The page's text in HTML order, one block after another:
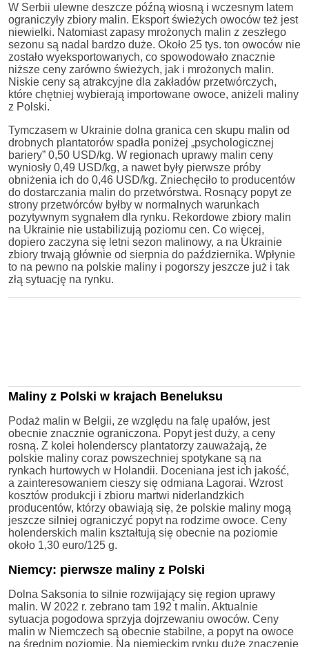
W Serbii ulewne deszcze późną wiosną i wczesnym latem
ograniczyły zbiory malin. Eksport świeżych owoców też jest
niewielki. Natomiast zapasy mrożonych malin z zeszłego
sezonu są nadal bardzo duże. Około 25 tys. ton owoców nie
zostało wyeksportowanych, co spowodowało znacznie
niższe ceny zarówno świeżych, jak i mrożonych malin.
Niskie ceny są atrakcyjne dla zakładów przetwórczych,
które chętniej wybierają importowane owoce, aniżeli maliny
z Polski.
Tymczasem w Ukrainie dolna granica cen skupu malin od
drobnych plantatorów spadła poniżej „psychologicznej
bariery” 0,50 USD/kg. W regionach uprawy malin ceny
wyniosły 0,49 USD/kg, a nawet były pierwsze próby
obniżenia ich do 0,46 USD/kg. Zniechęciło to producentów
do dostarczania malin do przetwórstwa. Rosnący popyt ze
strony przetwórców byłby w normalnych warunkach
pozytywnym sygnałem dla rynku. Rekordowe zbiory malin
na Ukrainie nie ustabilizują poziomu cen. Co więcej,
dopiero zaczyna się letni sezon malinowy, a na Ukrainie
zbiory trwają głównie od sierpnia do października. Wpłynie
to na pewno na polskie maliny i pogorszy jeszcze już i tak
złą sytuację na rynku.
Maliny z Polski w krajach Beneluksu
Podaż malin w Belgii, ze względu na falę upałów, jest
obecnie znacznie ograniczona. Popyt jest duży, a ceny
rosną. Z kolei holenderscy plantatorzy zauważają, że
polskie maliny coraz powszechniej spotykane są na
rynkach hurtowych w Holandii. Doceniana jest ich jakość,
a zainteresowaniem cieszy się odmiana Lagorai. Wzrost
kosztów produkcji i zbioru martwi niderlandzkich
producentów, którzy obawiają się, że polskie maliny mogą
jeszcze silniej ograniczyć popyt na rodzime owoce. Ceny
holenderskich malin kształtują się obecnie na poziomie
około 1,30 euro/125 g.
Niemcy: pierwsze maliny z Polski
Dolna Saksonia to silnie rozwijający się region uprawy
malin. W 2022 r. zebrano tam 192 t malin. Aktualnie
sytuacja pogodowa sprzyja dojrzewaniu owoców. Ceny
malin w Niemczech są obecnie stabilne, a popyt na owoce
na średnim poziomie. Na niemieckim rynku duże znaczenie